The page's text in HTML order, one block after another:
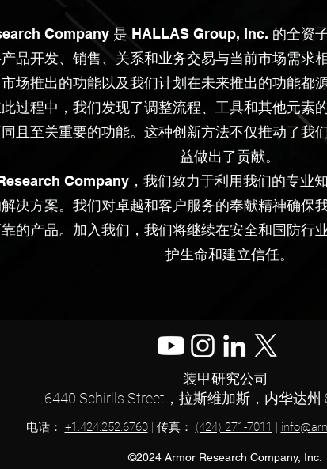
Company 是 HALLAS Group, Inc. 的全资
品开发、销售、关系和业务交易与当前市场需求
场推出的功能以及我们计划在未来推出的功能都
过程中，我们发现了调整流程、工具和其他元素
且至关重要的功能。这种创新方法不仅推动了我
益做出了贡献。
Company，我们致力于利用我们的专业
决方案。我们对卓越和客户服务的奉献精神确保
的产品。加入我们，我们将继续在安全和国防行
护生命和建立信任。
装甲研究公司
6440 Schirlls Street，拉斯维加斯，内华达州
电话： +1.424.252.6760| 传真： (424) 271-7011 |
©2024 Armor Research Company, Inc.